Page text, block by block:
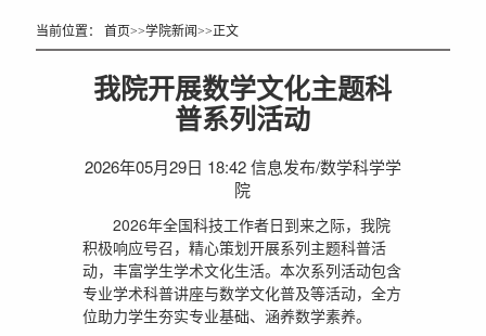
当前位置：首页>>学院新闻>>正文
我院开展数学文化主题科
普系列活动
2026年05月29日 18:42 信息发布/数学科学学
院
2026年全国科技工作者日到来之际，我院
积极响应号召，精心策划开展系列主题科普活
动，丰富学生学术文化生活。本次系列活动包含
专业学术科普讲座与数学文化普及等活动，全方
位助力学生夯实专业基础、涵养数学素养。